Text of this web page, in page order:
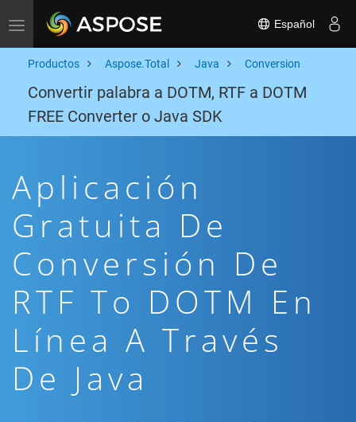
Toggle navigation Español
Productos Aspose.Total Java Conversion
Convertir palabra a DOTM, RTF a DOTM
FREE Converter o Java SDK
Aplicación
Gratuita De
Conversión De
RTF To DOTM En
Línea A Través
De Java